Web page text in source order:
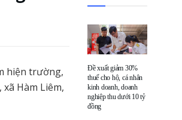
hiện trường,
Hàm Liêm,
Đề xuất giảm 30%
thuế cho hộ, cá nhân
kinh doanh, doanh
nghiệp thu dưới 10 tỷ
đồng